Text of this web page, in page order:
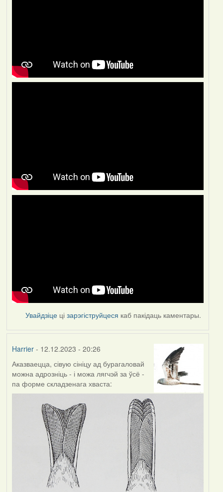
Увайдзіце цізарэгіструйцеся каб пакідаць каментары.
Harrier- 12.12.2023 - 20:26
Аказваецца, сівую сініцу ад бурагаловай
можна адрозніць - і можа лягчэй за ўсё -
па форме складзенага хваста: